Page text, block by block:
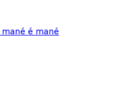
é mané